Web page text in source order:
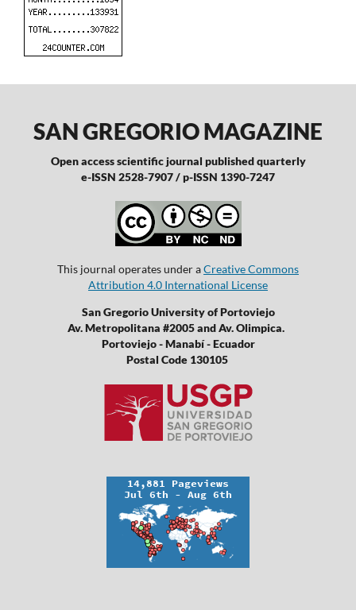
SAN GREGORIO MAGAZINE
Open access scientific journal published quarterly
e-ISSN 2528-7907 / p-ISSN 1390-7247
This journal operates under aCreative Commons
Attribution 4.0 International License
San Gregorio University of Portoviejo
Av. Metropolitana #2005 and Av. Olimpica.
Portoviejo - Manabí - Ecuador
Postal Code 130105